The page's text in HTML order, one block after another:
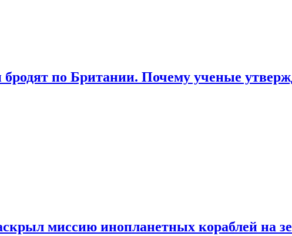
по Британии. Почему ученые
миссию инопланетных кораблей на